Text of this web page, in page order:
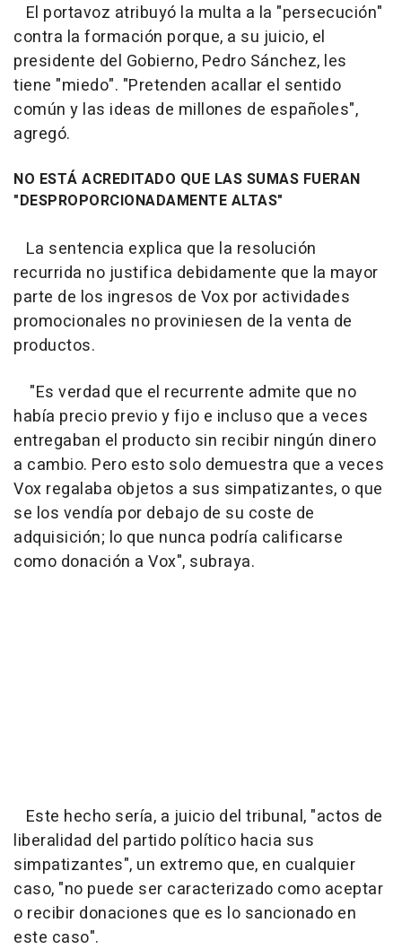
El portavoz atribuyó la multa a la "persecución"
contra la formación porque, a su juicio, el
presidente del Gobierno, Pedro Sánchez, les
tiene "miedo". "Pretenden acallar el sentido
común y las ideas de millones de españoles",
agregó.
NO ESTÁ ACREDITADO QUE LAS SUMAS FUERAN
"DESPROPORCIONADAMENTE ALTAS"
La sentencia explica que la resolución
recurrida no justifica debidamente que la mayor
parte de los ingresos de Vox por actividades
promocionales no proviniesen de la venta de
productos.
"Es verdad que el recurrente admite que no
había precio previo y fijo e incluso que a veces
entregaban el producto sin recibir ningún dinero
a cambio. Pero esto solo demuestra que a veces
Vox regalaba objetos a sus simpatizantes, o que
se los vendía por debajo de su coste de
adquisición; lo que nunca podría calificarse
como donación a Vox", subraya.
Este hecho sería, a juicio del tribunal, "actos de
liberalidad del partido político hacia sus
simpatizantes", un extremo que, en cualquier
caso, "no puede ser caracterizado como aceptar
o recibir donaciones que es lo sancionado en
este caso".